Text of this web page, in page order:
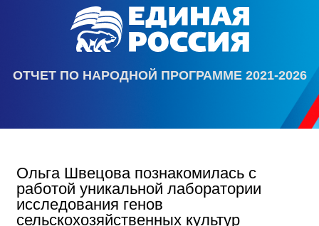
ОТЧЕТ ПО НАРОДНОЙ ПРОГРАММЕ 2021-2026
Ольга Швецова познакомилась с
работой уникальной лаборатории
исследования генов
сельскохозяйственных культур